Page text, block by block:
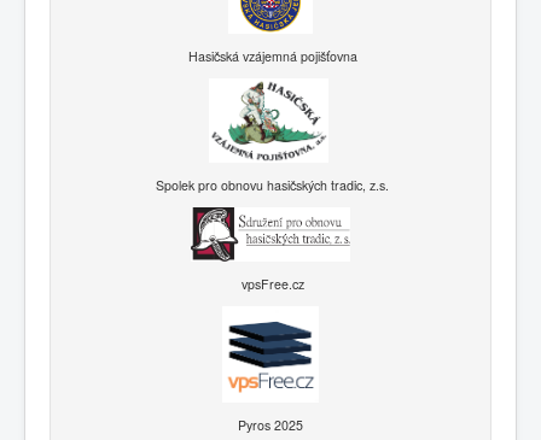
Hasičská vzájemná pojišťovna
Spolek pro obnovu hasičských tradic, z.s.
vpsFree.cz
Pyros 2025